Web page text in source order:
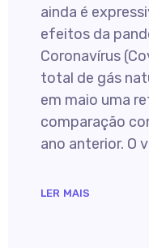
ainda é
efeitos da
Coronavírus
total de gás
em maio uma
comparação
ano anterior. O
LER MAIS